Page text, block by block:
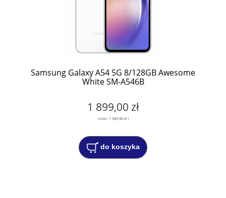
Samsung Galaxy A54 5G 8/128GB Awesome
White SM-A546B
1 899,00 zł
(netto: 1 543,90 zł)
do koszyka